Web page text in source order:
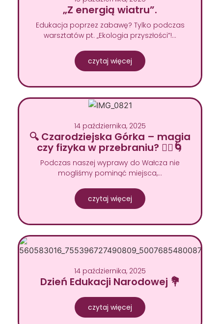
„Z energią wiatru”.
Edukacja poprzez zabawę? Tylko podczas
warsztatów pt. „Ekologia przyszłości”!…
czytaj więcej
14 października, 2025
🔍 Czarodziejska Górka – magia
czy fizyka w przebraniu? 🧙‍♂️🌀
Podczas naszej wyprawy do Wałcza nie
mogliśmy pominąć miejsca,…
czytaj więcej
14 października, 2025
Dzień Edukacji Narodowej 💐
czytaj więcej